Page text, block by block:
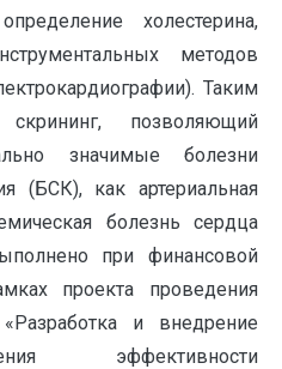
холестерина,
методов
Таким
позволяющий
значимые болезни
(БСК), как артериальная
болезнь сердца
при финансовой
проекта проведения
и внедрение
эффективности